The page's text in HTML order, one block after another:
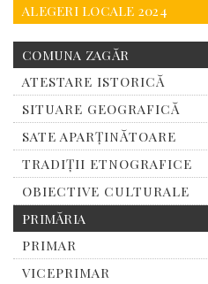
ALEGERI LOCALE 2024
COMUNA ZAGĂR
ATESTARE ISTORICĂ
SITUARE GEOGRAFICĂ
SATE APARȚINĂTOARE
TRADIȚII ETNOGRAFICE
OBIECTIVE CULTURALE
PRIMĂRIA
PRIMAR
VICEPRIMAR